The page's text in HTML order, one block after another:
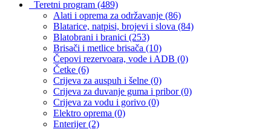
Teretni program (489)
Alati i oprema za održavanje (86)
Blatarice, natpisi, brojevi i slova (84)
Blatobrani i branici (253)
Brisači i metlice brisača (10)
Čepovi rezervoara, vode i ADB (0)
Četke (6)
Crijeva za auspuh i šelne (0)
Crijeva za duvanje guma i pribor(0)
Crijeva za vodu i gorivo (0)
Elektro oprema (0)
Enterijer(2)